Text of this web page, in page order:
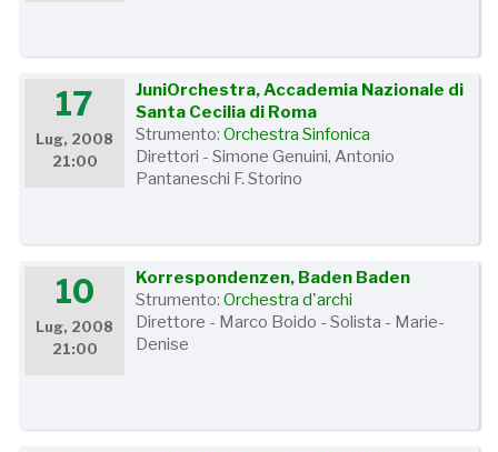
17
Lug, 2008
21:00
JuniOrchestra, Accademia Nazionale di
Santa Cecilia di Roma
Strumento:Orchestra Sinfonica
Direttori - Simone Genuini, Antonio
Pantaneschi F. Storino
10
Lug, 2008
21:00
Korrespondenzen, Baden Baden
Strumento:Orchestra d'archi
Direttore - Marco Boido - Solista - Marie-
Denise